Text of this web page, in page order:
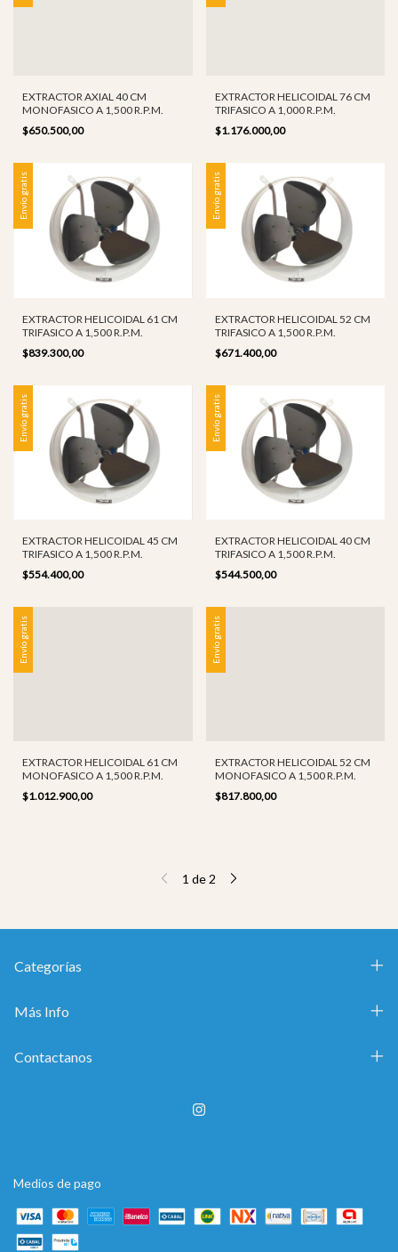
EXTRACTOR AXIAL 40 CM
MONOFASICO A 1,500 R.P.M.
$650.500,00
EXTRACTOR HELICOIDAL 76 CM
TRIFASICO A 1,000 R.P.M.
$1.176.000,00
Envío gratis
EXTRACTOR HELICOIDAL 61 CM
TRIFASICO A 1,500 R.P.M.
$839.300,00
Envío gratis
EXTRACTOR HELICOIDAL 52 CM
TRIFASICO A 1,500 R.P.M.
$671.400,00
Envío gratis
EXTRACTOR HELICOIDAL 45 CM
TRIFASICO A 1,500 R.P.M.
$554.400,00
Envío gratis
EXTRACTOR HELICOIDAL 40 CM
TRIFASICO A 1,500 R.P.M.
$544.500,00
Envío gratis
EXTRACTOR HELICOIDAL 61 CM
MONOFASICO A 1,500 R.P.M.
$1.012.900,00
Envío gratis
EXTRACTOR HELICOIDAL 52 CM
MONOFASICO A 1,500 R.P.M.
$817.800,00
1 de 2
Categorías
Más Info
Contactanos
Medios de pago